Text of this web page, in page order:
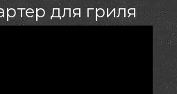
для гриля